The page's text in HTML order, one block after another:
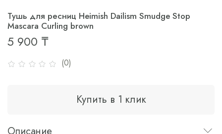
(0)
Тушь для ресниц Heimish Dailism Smudge Stop
Mascara Curling brown
5 900 ₸
Купить в 1 клик